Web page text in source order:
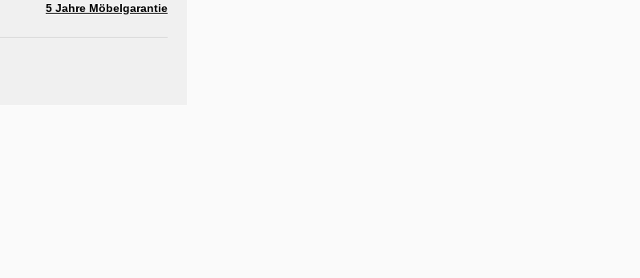
5 Jahre Möbelgarantie